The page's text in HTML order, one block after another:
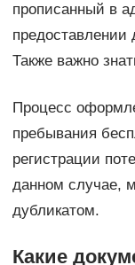
прописанный в
Также важно
Процесс
пребывания
регистрации
данном случае,
дубликатом.
Какие